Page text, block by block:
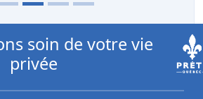
soin de votre vie
privée